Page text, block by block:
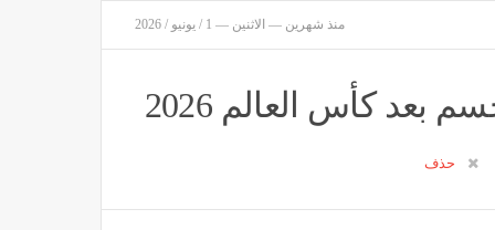
منذ شهرين — الاثنين — 1 / يونيو / 2026
كأس العالم 2026
حذف